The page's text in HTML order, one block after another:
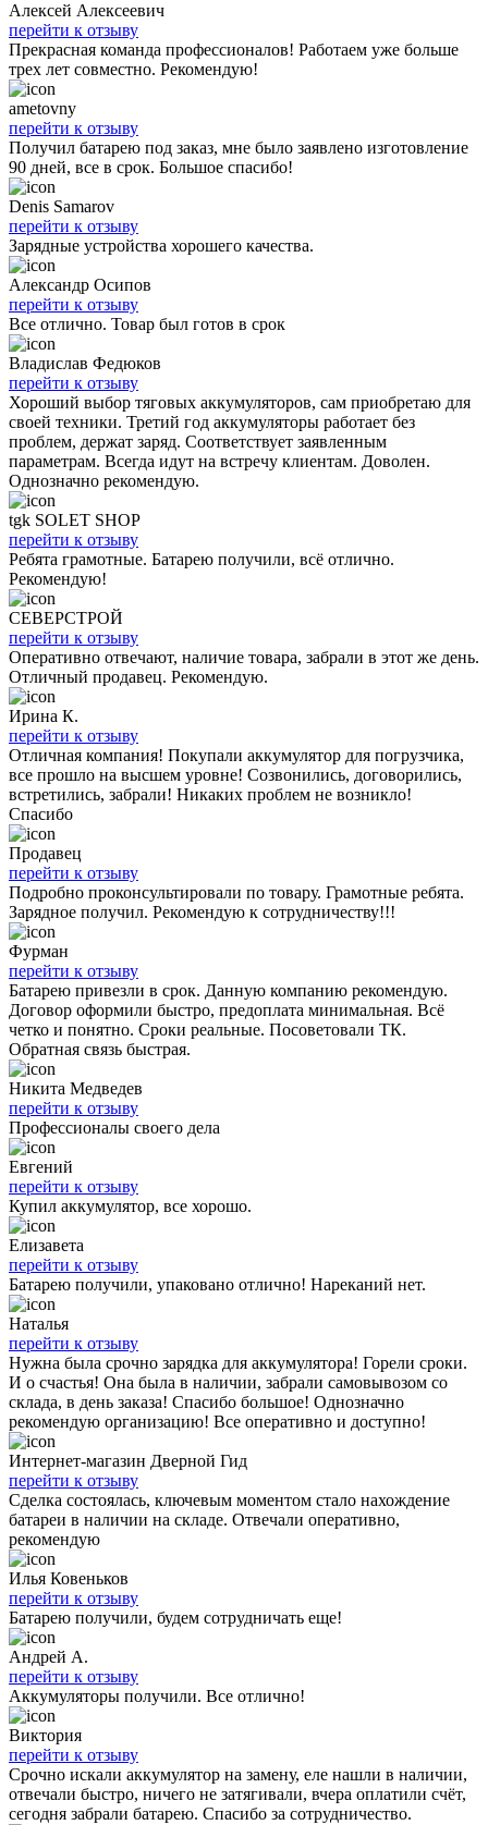
Алексей Алексеевич
перейти к отзыву
Прекрасная команда профессионалов! Работаем уже больше
трех лет совместно. Рекомендую!
ametovny
перейти к отзыву
Получил батарею под заказ, мне было заявлено изготовление
90 дней, все в срок. Большое спасибо!
Denis Samarov
перейти к отзыву
Зарядные устройства хорошего качества.
Александр Осипов
перейти к отзыву
Все отлично. Товар был готов в срок
Владислав Федюков
перейти к отзыву
Хороший выбор тяговых аккумуляторов, сам приобретаю для
своей техники. Третий год аккумуляторы работает без
проблем, держат заряд. Соответствует заявленным
параметрам. Всегда идут на встречу клиентам. Доволен.
Однозначно рекомендую.
tgk SOLET SHOP
перейти к отзыву
Ребята грамотные. Батарею получили, всё отлично.
Рекомендую!
СЕВЕРСТРОЙ
перейти к отзыву
Оперативно отвечают, наличие товара, забрали в этот же день.
Отличный продавец. Рекомендую.
Ирина К.
перейти к отзыву
Отличная компания! Покупали аккумулятор для погрузчика,
все прошло на высшем уровне! Созвонились, договорились,
встретились, забрали! Никаких проблем не возникло!
Спасибо
Продавец
перейти к отзыву
Подробно проконсультировали по товару. Грамотные ребята.
Зарядное получил. Рекомендую к сотрудничеству!!!
Фурман
перейти к отзыву
Батарею привезли в срок. Данную компанию рекомендую.
Договор оформили быстро, предоплата минимальная. Всё
четко и понятно. Сроки реальные. Посоветовали ТК.
Обратная связь быстрая.
Никита Медведев
перейти к отзыву
Профессионалы своего дела
Евгений
перейти к отзыву
Купил аккумулятор, все хорошо.
Елизавета
перейти к отзыву
Батарею получили, упаковано отлично! Нареканий нет.
Наталья
перейти к отзыву
Нужна была срочно зарядка для аккумулятора! Горели сроки.
И о счастья! Она была в наличии, забрали самовывозом со
склада, в день заказа! Спасибо большое! Однозначно
рекомендую организацию! Все оперативно и доступно!
Интернет-магазин Дверной Гид
перейти к отзыву
Сделка состоялась, ключевым моментом стало нахождение
батареи в наличии на складе. Отвечали оперативно,
рекомендую
Илья Ковеньков
перейти к отзыву
Батарею получили, будем сотрудничать еще!
Андрей А.
перейти к отзыву
Аккумуляторы получили. Все отлично!
Виктория
перейти к отзыву
Срочно искали аккумулятор на замену, еле нашли в наличии,
отвечали быстро, ничего не затягивали, вчера оплатили счёт,
сегодня забрали батарею. Спасибо за сотрудничество.